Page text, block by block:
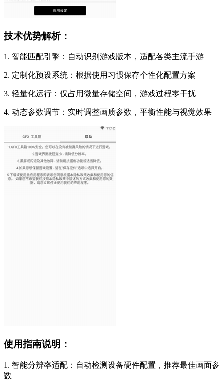
技术优势解析：
1. 智能匹配引擎：自动识别游戏版本，适配各类主流手游
2. 定制化预设系统：根据使用习惯保存个性化配置方案
3. 轻量化运行：仅占用微量存储空间，游戏过程零干扰
4. 动态参数调节：实时调整画质参数，平衡性能与视觉效果
使用指南说明：
1. 智能分辨率适配：自动检测设备硬件配置，推荐最佳画面参
数